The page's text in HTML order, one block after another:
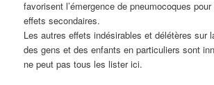
favorisent l’émergence de pneumocoques
effets secondaires.
Les autres effets indésirables et délétères sur
des gens et des enfants en particuliers sont
ne peut pas tous les lister ici.